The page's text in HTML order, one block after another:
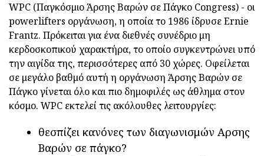
WPC (Παγκόσμιο Άρσης Βαρών σε Πάγκο Congress) - οι
powerlifters οργάνωση, η οποία το 1986 ίδρυσε Ernie
Frantz. Πρόκειται για ένα διεθνές συνέδριο μη
κερδοσκοπικού χαρακτήρα, το οποίο συγκεντρώνει υπό
την αιγίδα της, περισσότερες από 30 χώρες. Οφείλεται
σε μεγάλο βαθμό αυτή η οργάνωση Άρσης Βαρών σε
Πάγκο γίνεται όλο και πιο δημοφιλές ως άθλημα στον
κόσμο. WPC εκτελεί τις ακόλουθες λειτουργίες:
θεσπίζει κανόνες των διαγωνισμών Αρσης
Βαρών σε πάγκο?